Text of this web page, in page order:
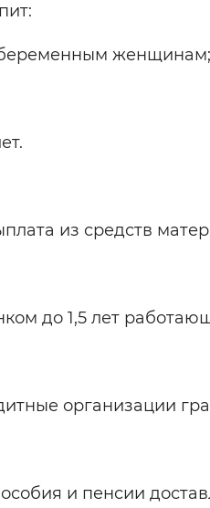
беременным женщинам;
из средств
до 1,5 лет
организации
и пенсии